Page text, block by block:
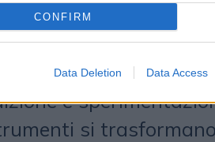
CONFIRM
Data Deletion Data Access
distanti,
universale di
culturale”. Ogni
e
si